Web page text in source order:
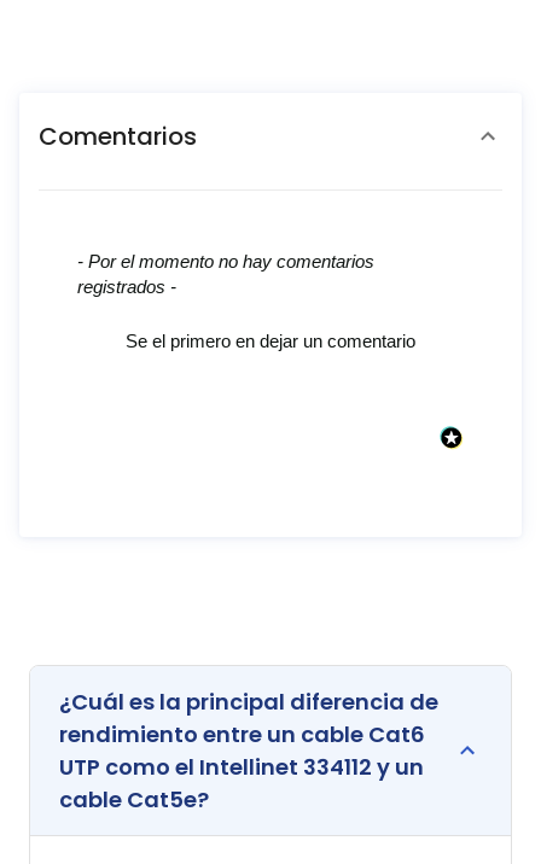
Comentarios
- Por el momento no hay comentarios
registrados -
Se el primero en dejar un comentario
New content loaded
¿Cuál es la principal diferencia de
rendimiento entre un cable Cat6
UTP como el Intellinet 334112 y un
cable Cat5e?